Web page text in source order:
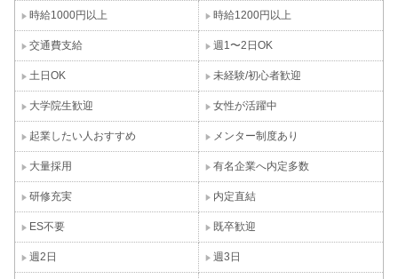
時給1000円以上 時給1200円以上
交通費支給 週1〜2日OK
土日OK 未経験/初心者歓迎
大学院生歓迎 女性が活躍中
起業したい人おすすめ メンター制度あり
大量採用 有名企業へ内定多数
研修充実 内定直結
ES不要 既卒歓迎
週2日 週3日